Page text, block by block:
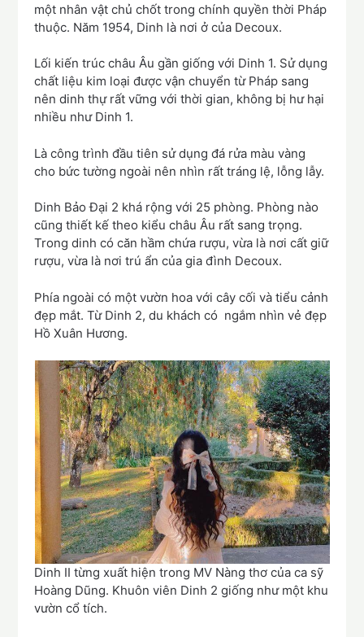
một nhân vật chủ chốt trong chính quyền thời Pháp
thuộc. Năm 1954, Dinh là nơi ở của Decoux.
Lối kiến trúc châu Âu gần giống với Dinh 1. Sử dụng
chất liệu kim loại được vận chuyển từ Pháp sang
nên dinh thự rất vững với thời gian, không bị hư hại
nhiều như Dinh 1.
Là công trình đầu tiên sử dụng đá rửa màu vàng
cho bức tường ngoài nên nhìn rất tráng lệ, lỗng lẫy.
Dinh Bảo Đại 2 khá rộng với 25 phòng. Phòng nào
cũng thiết kế theo kiểu châu Âu rất sang trọng.
Trong dinh có căn hầm chứa rượu, vừa là nơi cất giữ
rượu, vừa là nơi trú ẩn của gia đình Decoux.
Phía ngoài có một vườn hoa với cây cối và tiểu cảnh
đẹp mắt. Từ Dinh 2, du khách có ngắm nhìn vẻ đẹp
Hồ Xuân Hương.
Dinh II từng xuất hiện trong MV Nàng thơ của ca sỹ
Hoàng Dũng. Khuôn viên Dinh 2 giống như một khu
vườn cổ tích.